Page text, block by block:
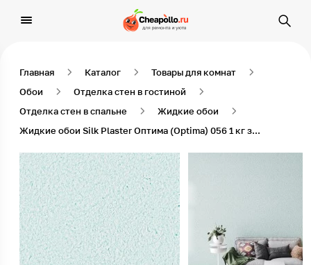
Главная Каталог
Товары для комнат
Обои
Отделка стен в гостиной
Отделка стен в спальне
Жидкие обои
Жидкие обои Silk Plaster Оптима (Optima) 056 1 кг зеленый